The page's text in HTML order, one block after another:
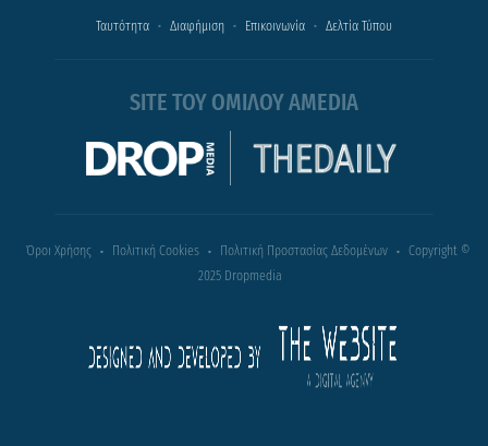
Ταυτότητα Διαφήμιση Επικοινωνία Δελτία Τύπου
SITE ΤΟΥ ΟΜΙΛΟΥ AMEDIA
Όροι Χρήσης Πολιτική Cookies Πολιτική Προστασίας Δεδομένων
Copyright ©
2025 Dropmedia